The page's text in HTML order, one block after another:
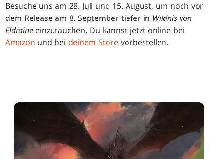
Besuche uns am 28. Juli und 15. August, um noch vor
dem Release am 8. September tiefer in Wildnis von
Eldraine einzutauchen. Du kannst jetzt online bei
Amazon und bei deinem Store vorbestellen.